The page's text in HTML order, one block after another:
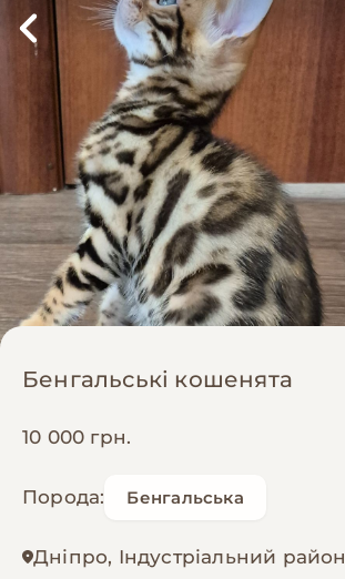
Бенгальські кошенята
10 000 грн.
Порода: Бенгальська
Дніпро, Індустріальний район